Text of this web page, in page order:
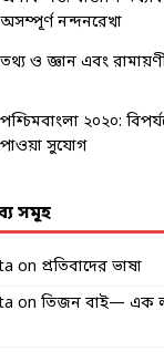
অসম্পূর্ণ নন্দনরেখা
তথ্য ও জ্ঞান এবং
পশ্চিমবাংলা ২০২০:
পাওয়া সুযোগ
সমূহ
on প্রতিবাদের ভাষা
on তিজন বাই— এক